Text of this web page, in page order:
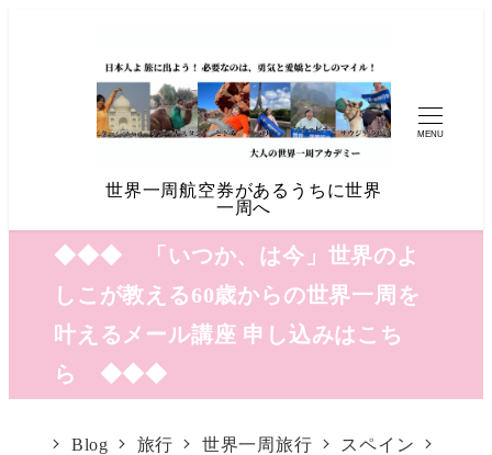
世界一周航空券があるうちに世界
一周へ
MENU
◆◆◆ 「いつか、は今」世界のよ
しこが教える60歳からの世界一周を
叶えるメール講座 申し込みはこち
ら ◆◆◆
Blog 旅行 世界一周旅行
スペイン